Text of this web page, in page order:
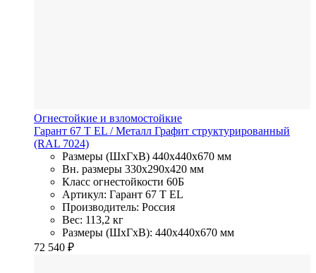
Огнестойкие и взломостойкие
Гарант 67 T EL / Металл Графит структурированный
(RAL 7024)
Размеры (ШхГхВ) 440x440x670 мм
Вн. размеры 330x290х420 мм
Класс огнестойкости 60Б
Артикул: Гарант 67 T EL
Производитель: Россия
Вес: 113,2 кг
Размеры (ШхГхВ): 440x440x670 мм
72 540 ₽